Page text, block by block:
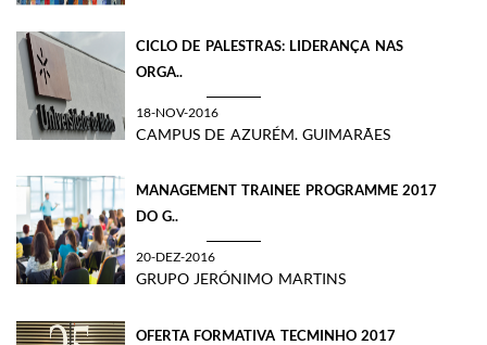
CICLO DE PALESTRAS: LIDERANÇA NAS
ORGA..
18-NOV-2016
CAMPUS DE AZURÉM. GUIMARÃES
MANAGEMENT TRAINEE PROGRAMME 2017
DO G..
20-DEZ-2016
GRUPO JERÓNIMO MARTINS
OFERTA FORMATIVA TECMINHO 2017